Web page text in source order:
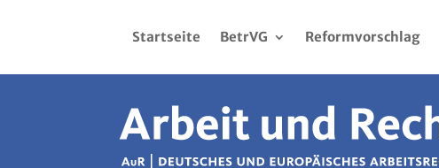
Startseite BetrVG Reformvorschlag